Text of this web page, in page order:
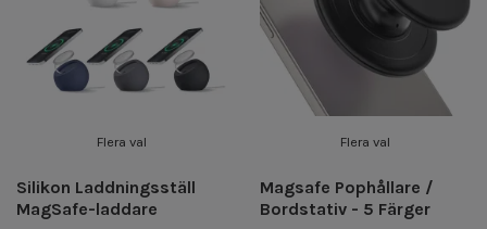
Flera val
Silikon Laddningsställ
MagSafe-laddare
Flera val
Magsafe Pophållare /
Bordstativ - 5 Färger